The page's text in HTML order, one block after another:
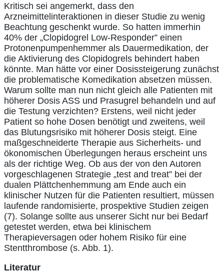
Kritisch sei angemerkt, dass den
Arzneimittelinteraktionen in dieser Studie zu wenig
Beachtung geschenkt wurde. So hatten immerhin
40% der „Clopidogrel Low-Responder” einen
Protonenpumpenhemmer als Dauermedikation, der
die Aktivierung des Clopidogrels behindert haben
könnte. Man hätte vor einer Dosissteigerung zunächst
die problematische Komedikation absetzen müssen.
Warum sollte man nun nicht gleich alle Patienten mit
höherer Dosis ASS und Prasugrel behandeln und auf
die Testung verzichten? Erstens, weil nicht jeder
Patient so hohe Dosen benötigt und zweitens, weil
das Blutungsrisiko mit höherer Dosis steigt. Eine
maßgeschneiderte Therapie aus Sicherheits- und
ökonomischen Überlegungen heraus erscheint uns
als der richtige Weg. Ob aus der von den Autoren
vorgeschlagenen Strategie „test and treat” bei der
dualen Plättchenhemmung am Ende auch ein
klinischer Nutzen für die Patienten resultiert, müssen
laufende randomisierte, prospektive Studien zeigen
(7). Solange sollte aus unserer Sicht nur bei Bedarf
getestet werden, etwa bei klinischem
Therapieversagen oder hohem Risiko für eine
Stentthrombose (s. Abb. 1).
Literatur